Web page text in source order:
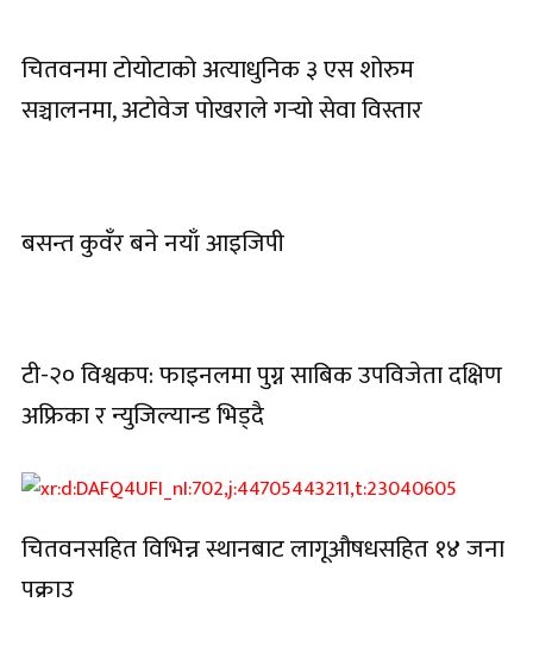
चितवनमा टोयोटाको अत्याधुनिक ३ एस शोरुम
सञ्चालनमा, अटोवेज पोखराले गर्‍यो सेवा विस्तार
बसन्त कुवँर बने नयाँ आइजिपी
टी-२० विश्वकप: फाइनलमा पुग्न साबिक उपविजेता दक्षिण
अफ्रिका र न्युजिल्यान्ड भिड्दै
चितवनसहित विभिन्न स्थानबाट लागूऔषधसहित १४ जना
पक्राउ